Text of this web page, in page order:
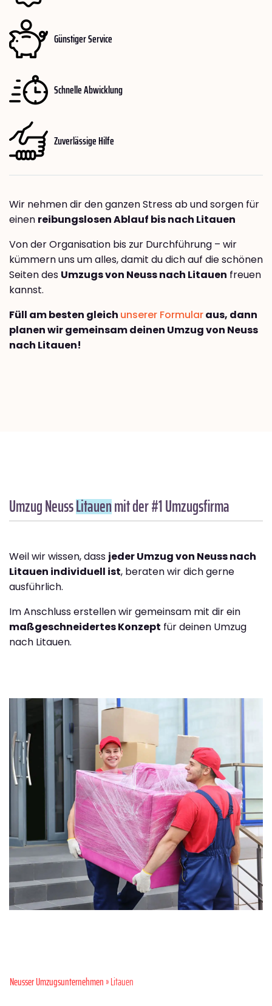
Günstiger Service
Schnelle Abwicklung
Zuverlässige Hilfe
Wir nehmen dir den ganzen Stress ab und sorgen für
einen reibungslosen Ablauf bis nach Litauen
Von der Organisation bis zur Durchführung – wir
kümmern uns um alles, damit du dich auf die schönen
Seiten des Umzugs von Neuss nach Litauen freuen
kannst.
Füll am besten gleich unserer Formularaus, dann
planen wir gemeinsam deinen Umzug von Neuss
nach Litauen!
Umzug NeussLitauenmit der #1 Umzugsfirma
Weil wir wissen, dass jeder Umzug von Neuss nach
Litauen individuell ist, beraten wir dich gerne
ausführlich.
Im Anschluss erstellen wir gemeinsam mit dir ein
maßgeschneidertes Konzept für deinen Umzug
nach Litauen.
Neusser Umzugsunternehmen» Litauen